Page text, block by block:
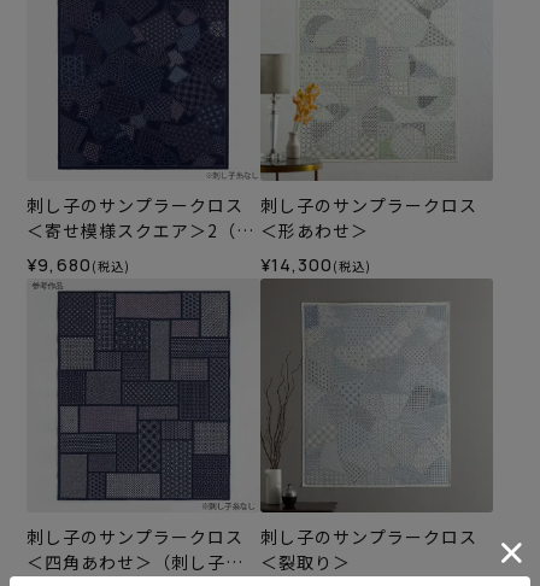
刺し子のサンプラークロス
＜寄せ模様スクエア＞2（刺
し子糸なし）
¥9,680 (税込)
刺し子のサンプラークロス
＜形あわせ＞
¥14,300 (税込)
刺し子のサンプラークロス
＜四角あわせ＞（刺し子糸
刺し子のサンプラークロス
＜裂取り＞